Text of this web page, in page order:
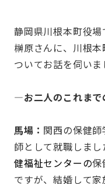
静岡県川根本町役
榊原さんに、川根
ついてお話を伺いま
—お二人のこれまで
馬場： 関西の保健
師として就職しま
健福祉センターの保
ですが、結婚して